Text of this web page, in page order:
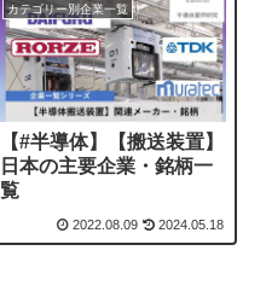
カテゴリー別企業一覧
【#半導体】【搬送装置】
日本の主要企業・銘柄一
覧
2022.08.09 2024.05.18